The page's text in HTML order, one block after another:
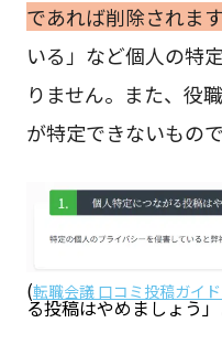
であれば削除されます
いる」など個人の特
りません。また、役
が特定できないもの
(転職会議 口コミ投稿ガイ
る投稿はやめましょう